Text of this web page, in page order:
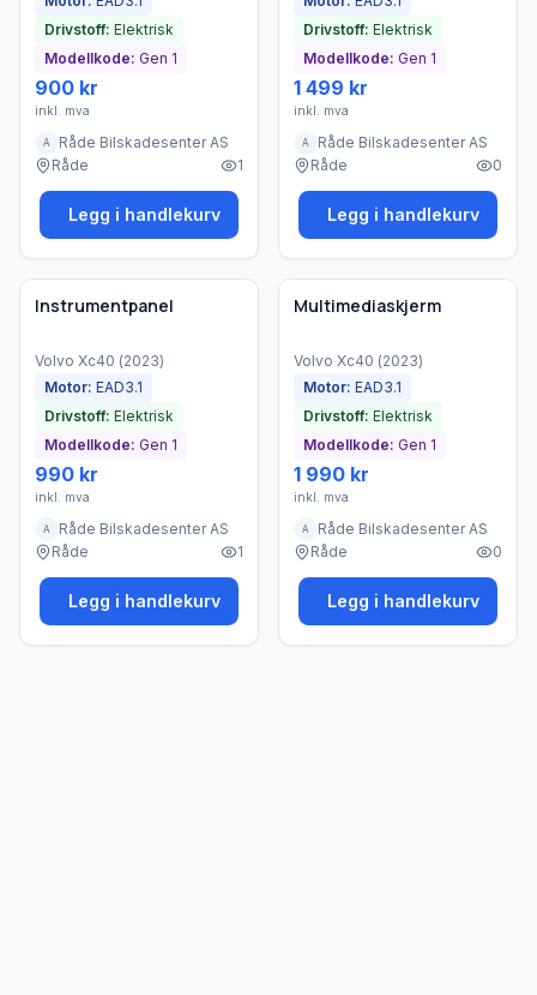
Drivstoff: Elektrisk
Modellkode: Gen 1
900 kr
inkl. mva
A
Råde Bilskadesenter AS
Råde
1
Legg i handlekurv
Drivstoff: Elektrisk
Modellkode: Gen 1
1 499 kr
inkl. mva
A
Råde Bilskadesenter AS
Råde
0
Legg i handlekurv
Brukt - god tilstand
Bedrift
Instrumentpanel
Volvo Xc40 (2023)
Motor: EAD3.1
Drivstoff: Elektrisk
Modellkode: Gen 1
990 kr
inkl. mva
A
Råde Bilskadesenter AS
Råde
1
Legg i handlekurv
Brukt - god tilstand
Bedrift
Multimediaskjerm
Volvo Xc40 (2023)
Motor: EAD3.1
Drivstoff: Elektrisk
Modellkode: Gen 1
1 990 kr
inkl. mva
A
Råde Bilskadesenter AS
Råde
0
Legg i handlekurv